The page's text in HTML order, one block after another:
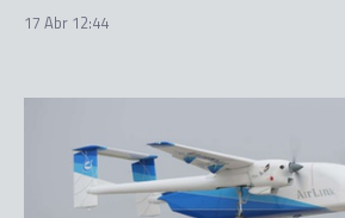
17 Abr 12:44